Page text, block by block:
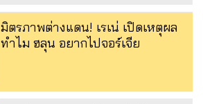
มิตรภาพต่างแดน! เรเน่ เปิดเหตุผล
ทำไม ฮลุน อยากไปจอร์เจีย